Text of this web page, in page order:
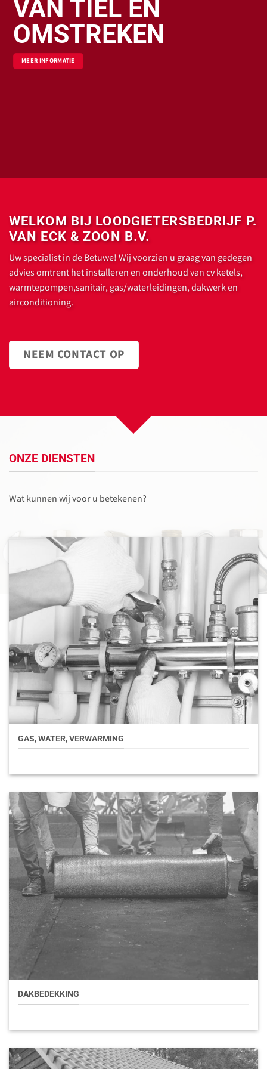
VAN TIEL EN
OMSTREKEN
MEER INFORMATIE
WELKOM BIJ LOODGIETERSBEDRIJF P.
VAN ECK & ZOON B.V.
Uw specialist in de Betuwe! Wij voorzien u graag van gedegen
advies omtrent het installeren en onderhoud van cv ketels,
warmtepompen,sanitair, gas/waterleidingen, dakwerk en
airconditioning.
NEEM CONTACT OP
ONZE DIENSTEN
Wat kunnen wij voor u betekenen?
GAS, WATER, VERWARMING
DAKBEDEKKING